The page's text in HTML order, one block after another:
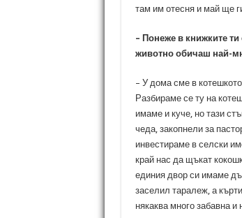
там им отесня и май ще
– Понеже в книжките
животно обичаш най-
– У дома сме в
Разбираме се ту на
имаме и куче, но тази
чеда, закопнели за
инвестираме в селски
край нас да щъкат
единия двор си имаме
заселил таралеж, а
някаква много забавна